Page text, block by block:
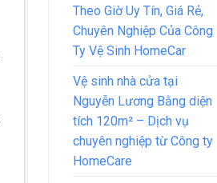
Theo Giờ Uy Tín, Giá Rẻ,
Chuyên Nghiệp Của Công
Ty Vệ Sinh HomeCar
Vệ sinh nhà cửa tại
Nguyễn Lương Bằng diện
tích 120m² – Dịch vụ
chuyên nghiệp từ Công ty
HomeCare